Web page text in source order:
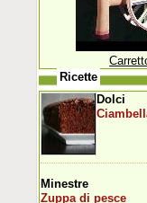
Ricette
Dolci
Minestre
Zuppa di pesce